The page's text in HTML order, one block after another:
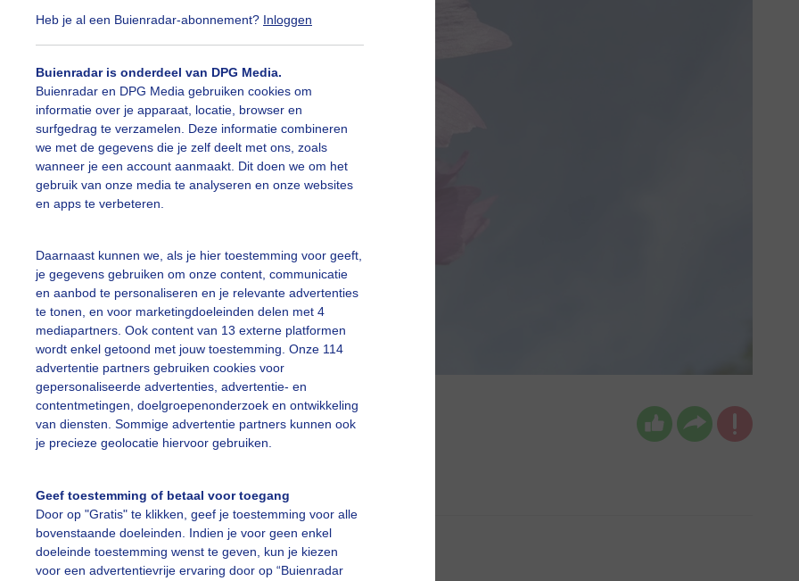
Heb je al een Buienradar-abonnement? Inloggen
Buienradar is onderdeel van DPG Media.
Buienradar en DPG Media gebruiken cookies om
informatie over je apparaat, locatie, browser en
surfgedrag te verzamelen. Deze informatie combineren
we met de gegevens die je zelf deelt met ons, zoals
wanneer je een account aanmaakt. Dit doen we om het
gebruik van onze media te analyseren en onze websites
en apps te verbeteren.
Daarnaast kunnen we, als je hier toestemming voor geeft,
je gegevens gebruiken om onze content, communicatie
en aanbod te personaliseren en je relevante advertenties
te tonen, en voor marketingdoeleinden delen met 4
mediapartners. Ook content van 13 externe platformen
wordt enkel getoond met jouw toestemming. Onze 114
advertentie partners gebruiken cookies voor
gepersonaliseerde advertenties, advertentie- en
contentmetingen, doelgroepenonderzoek en ontwikkeling
van diensten. Sommige advertentie partners kunnen ook
je precieze geolocatie hiervoor gebruiken.
Geef toestemming of betaal voor toegang
Door op "Gratis" te klikken, geef je toestemming voor alle
bovenstaande doeleinden. Indien je voor geen enkel
doeleinde toestemming wenst te geven, kun je kiezen
voor een advertentievrije ervaring door op “Buienradar
Veel vliegtuigstrepen
Dilia van Zon Gemaakt: 18-06-2026, 42x bekeken
slideshow
Klikhierom dit aan te passen